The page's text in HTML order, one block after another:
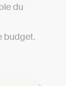
du
budget.